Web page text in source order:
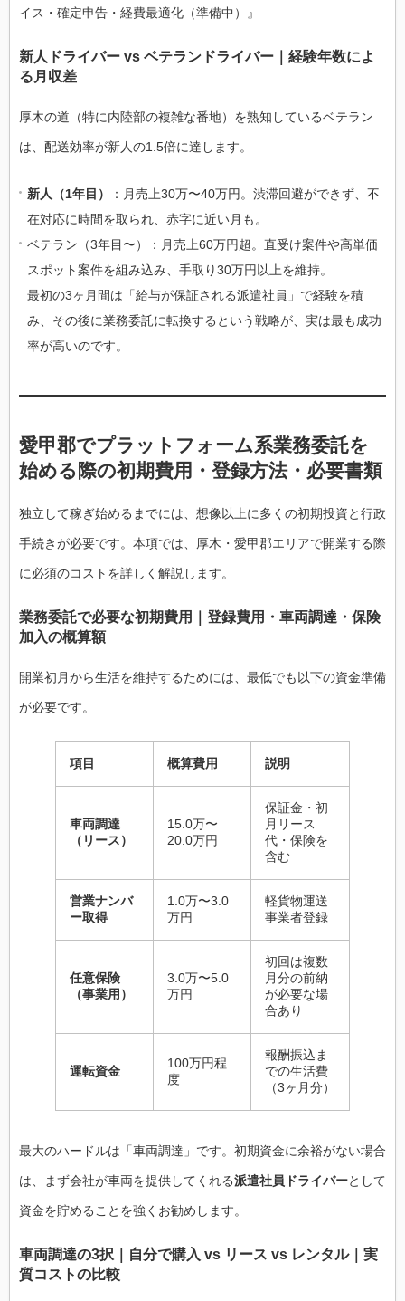
イス・確定申告・経費最適化（準備中）』
新人ドライバー vs ベテランドライバー｜経験年数によ
る月収差
厚木の道（特に内陸部の複雑な番地）を熟知しているベテラン
は、配送効率が新人の1.5倍に達します。
新人（1年目）
：月売上30万〜40万円。渋滞回避ができず、不
在対応に時間を取られ、赤字に近い月も。
ベテラン（3年目〜）：月売上60万円超。直受け案件や高単価
スポット案件を組み込み、手取り30万円以上を維持。
最初の3ヶ月間は「給与が保証される派遣社員」で経験を積
み、その後に業務委託に転換するという戦略が、実は最も成功
率が高いのです。
愛甲郡でプラットフォーム系業務委託を
始める際の初期費用・登録方法・必要書類
独立して稼ぎ始めるまでには、想像以上に多くの初期投資と行政
手続きが必要です。本項では、厚木・愛甲郡エリアで開業する際
に必須のコストを詳しく解説します。
業務委託で必要な初期費用｜登録費用・車両調達・保険
加入の概算額
開業初月から生活を維持するためには、最低でも以下の資金準備
が必要です。
項目 概算費用 説明
車両調達
（リース）
15.0万〜
20.0万円
保証金・初
月リース
代・保険を
含む
営業ナンバ
ー取得
1.0万〜3.0
万円
軽貨物運送
事業者登録
任意保険
（事業用）
3.0万〜5.0
万円
初回は複数
月分の前納
が必要な場
合あり
運転資金
100万円程
度
報酬振込ま
での生活費
（3ヶ月分）
最大のハードルは「車両調達」です。初期資金に余裕がない場合
は、まず会社が車両を提供してくれる派遣社員ドライバーとして
資金を貯めることを強くお勧めします。
車両調達の3択｜自分で購入 vs リース vs レンタル｜実
質コストの比較